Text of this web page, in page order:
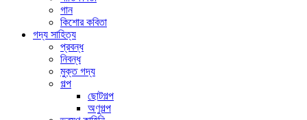
গান
কিশোর কবিতা
গদ্য সাহিত্য
প্রবন্ধ
নিবন্ধ
মুক্ত গদ্য
গল্প
ছোটগল্প
অণুগল্প